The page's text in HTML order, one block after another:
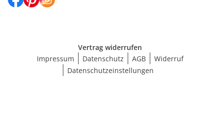
Vertrag widerrufen
Impressum
Datenschutz AGB
Widerruf
Datenschutzeinstellungen